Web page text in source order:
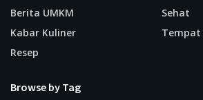
Berita UMKM
Kabar Kuliner
Resep
Sehat
Tempat
Browse by Tag